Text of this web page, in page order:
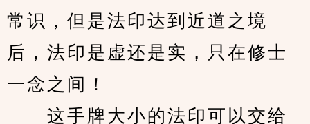
常识，但是法印达到近道之境
后，法印是虚还是实，只在修士
一念之间！
这手牌大小的法印可以交给